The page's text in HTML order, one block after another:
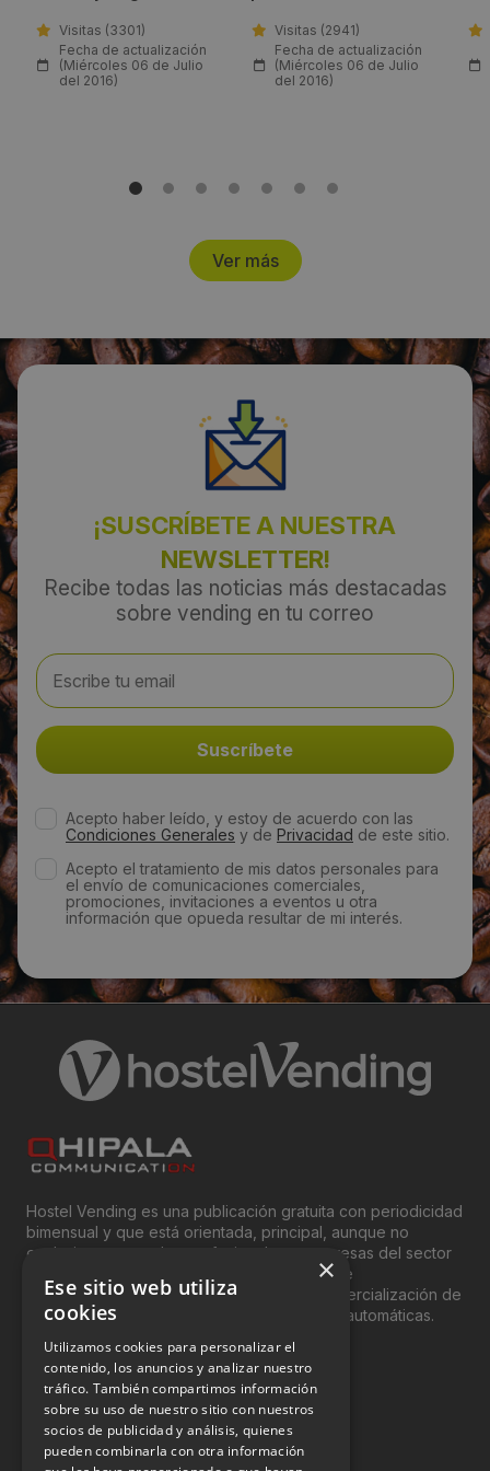
Visitas (3301)
Fecha de actualización
(Miércoles 06 de Julio
del 2016)
botellones)
Visitas (2941)
Fecha de actualización
(Miércoles 06 de Julio
del 2016)
Ver más
¡SUSCRÍBETE A NUESTRA
NEWSLETTER!
Recibe todas las noticias más destacadas
sobre vending en tu correo
Acepto haber leído, y estoy de acuerdo con las
Condiciones Generales y de Privacidad de este sitio.
Acepto el tratamiento de mis datos personales para
el envío de comunicaciones comerciales,
promociones, invitaciones a eventos u otra
información que opueda resultar de mi interés.
Hostel Vending es una publicación gratuita con periodicidad
bimensual y que está orientada, principal, aunque no
exclusivamente, a los profesionales y empresas del sector
del “Vending”; nombre con el que se conoce
genéricamente entre profesionales a la comercialización de
productos y servicios a través de máquinas automáticas.
INFORMACIÓN LEGAL
Aviso Legal
Política de Privacidad
×
Ese sitio web utiliza
cookies
Utilizamos cookies para personalizar el
contenido, los anuncios y analizar nuestro
tráfico. También compartimos información
sobre su uso de nuestro sitio con nuestros
socios de publicidad y análisis, quienes
pueden combinarla con otra información